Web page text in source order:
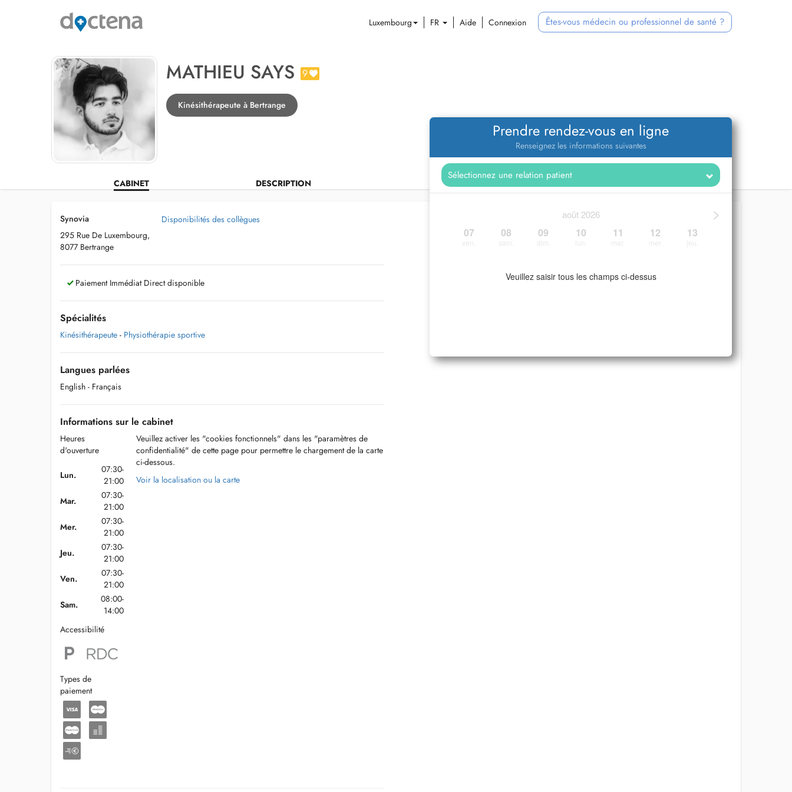
Luxembourg FR Aide Connexion Êtes-vous médecin ou professionnel de santé ?
MATHIEU SAYS 9
Kinésithérapeute à Bertrange
CABINET DESCRIPTION
Prendre rendez-vous en ligne
Renseignez les informations suivantes
>
août 2026
07 08 09 10 11 12 13
Veuillez saisir tous les champs ci-dessus
Synovia
295 Rue De Luxembourg,
8077 Bertrange
Disponibilités des collègues
Paiement Immédiat Direct disponible
Spécialités
Kinésithérapeute - Physiothérapie sportive
Langues parlées
English - Français
Informations sur le cabinet
Heures
d'ouverture
Lun.
07:30-
21:00
Mar.
07:30-
21:00
Mer.
07:30-
21:00
Jeu.
07:30-
21:00
Ven.
07:30-
21:00
Sam.
08:00-
14:00
Accessibilité
Types de
paiement
Veuillez activer les "cookies fonctionnels" dans les "paramètres de
confidentialité" de cette page pour permettre le chargement de la carte
ci-dessous.
Voir la localisation ou la carte